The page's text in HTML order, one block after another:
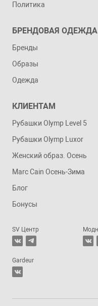
Политика
БРЕНДОВАЯ ОДЕЖДА
Бренды
Образы
Одежда
КЛИЕНТАМ
Рубашки Olymp Level 5
Рубашки Olymp Luxor
Женский образ. Осень
Marc Cain Осень-Зима
Блог
Бонусы
SV Центр
Gardeur